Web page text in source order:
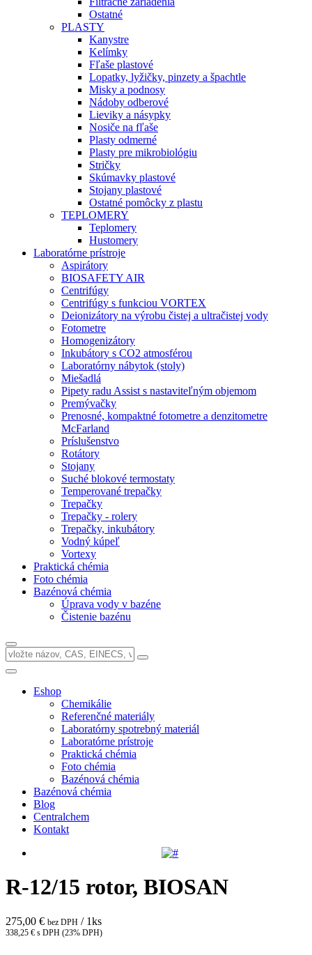
Ostatné
PLASTY
Kanystre
Kelímky
Fľaše plastové
Lopatky, lyžičky, pinzety a špachtle
Misky a podnosy
Nádoby odberové
Lieviky a násypky
Nosiče na fľaše
Plasty odmerné
Plasty pre mikrobiológiu
Stričky
Skúmavky plastové
Stojany plastové
Ostatné pomôcky z plastu
TEPLOMERY
Teplomery
Hustomery
Laboratórne prístroje
Aspirátory
BIOSAFETY AIR
Centrifúgy
Centrifúgy s funkciou VORTEX
Deionizátory na výrobu čistej a ultračistej vody
Fotometre
Homogenizátory
Inkubátory s CO2 atmosférou
Laboratórny nábytok (stoly)
Miešadlá
Pipety radu Assist s nastaviteľným objemom
Premývačky
Prenosné, kompaktné fotometre a denzitometre
McFarland
Príslušenstvo
Rotátory
Stojany
Suché blokové termostaty
Temperované trepačky
Trepačky
Trepačky - rolery
Trepačky, inkubátory
Vodný kúpeľ
Vortexy
Praktická chémia
Foto chémia
Bazénová chémia
Úprava vody v bazéne
Čistenie bazénu
Eshop
Chemikálie
Referenčné materiály
Laboratórny spotrebný materiál
Laboratórne prístroje
Praktická chémia
Foto chémia
Bazénová chémia
Bazénová chémia
Blog
Centralchem
Kontakt
R-12/15 rotor, BIOSAN
275,00 € bez DPH / 1ks
338,25 € s DPH (23% DPH)